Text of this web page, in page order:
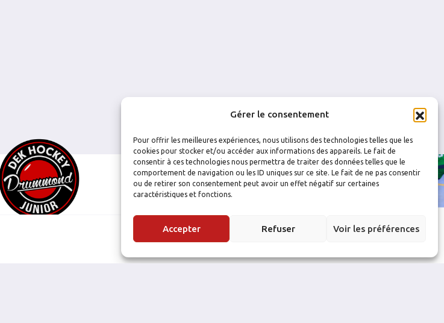
Gérer le consentement
Pour offrir les meilleures expériences, nous utilisons des technologies telles que les
cookies pour stocker et/ou accéder aux informations des appareils. Le fait de
consentir à ces technologies nous permettra de traiter des données telles que le
comportement de navigation ou les ID uniques sur ce site. Le fait de ne pas consentir
ou de retirer son consentement peut avoir un effet négatif sur certaines
caractéristiques et fonctions.
Accepter Refuser Voir les préférences